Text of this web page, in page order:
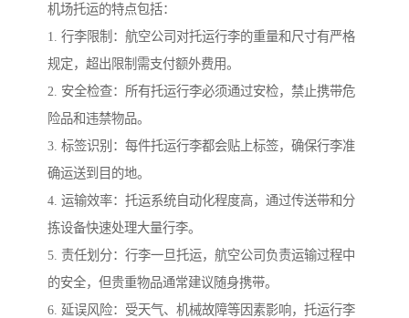
机场托运的特点包括：
1. 行李限制：航空公司对托运行李的重量和尺寸有严格
规定，超出限制需支付额外费用。
2. 安全检查：所有托运行李必须通过安检，禁止携带危
险品和违禁物品。
3. 标签识别：每件托运行李都会贴上标签，确保行李准
确运送到目的地。
4. 运输效率：托运系统自动化程度高，通过传送带和分
拣设备快速处理大量行李。
5. 责任划分：行李一旦托运，航空公司负责运输过程中
的安全，但贵重物品通常建议随身携带。
6. 延误风险：受天气、机械故障等因素影响，托运行李